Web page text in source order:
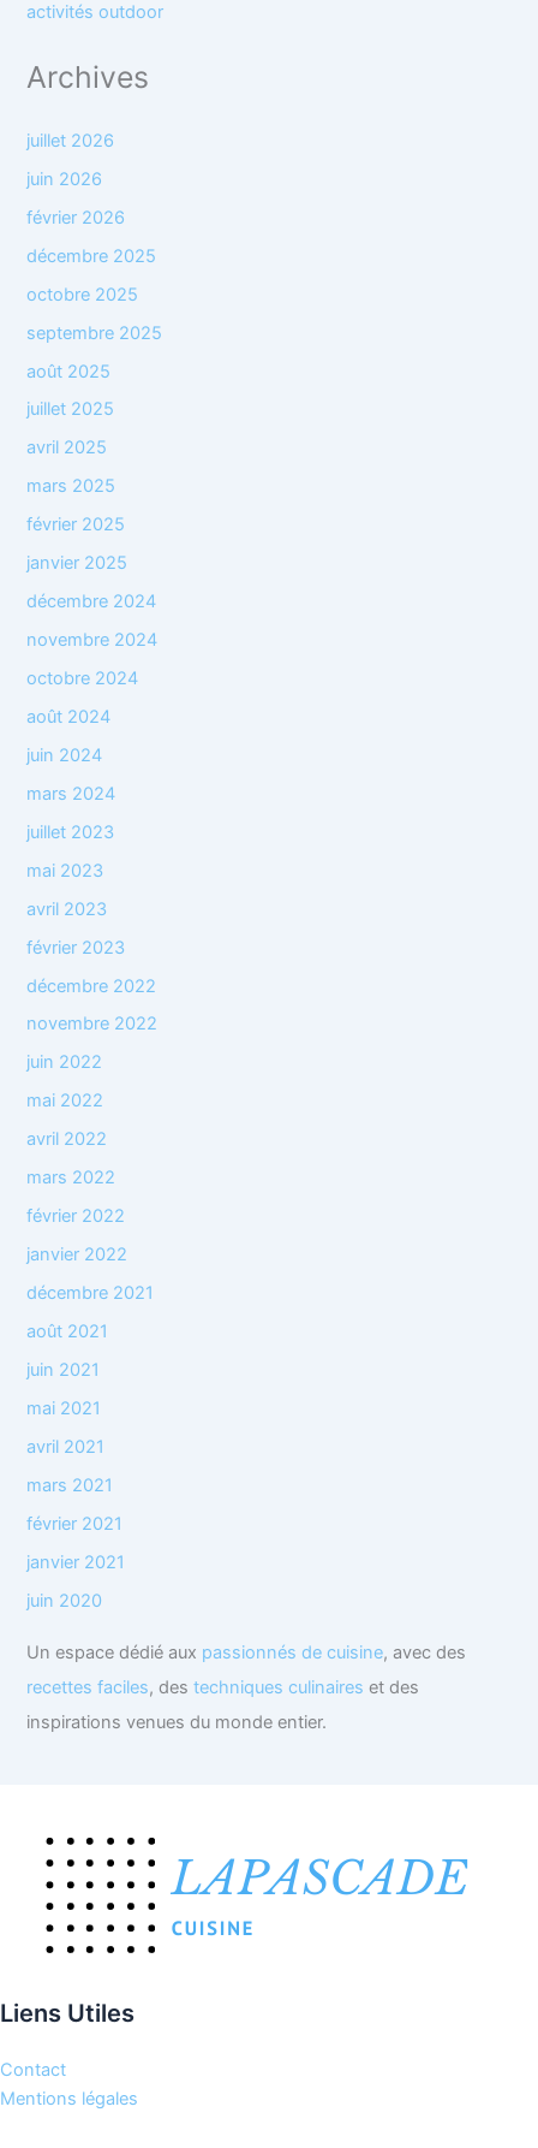
activités outdoor
Archives
juillet 2026
juin 2026
février 2026
décembre 2025
octobre 2025
septembre 2025
août 2025
juillet 2025
avril 2025
mars 2025
février 2025
janvier 2025
décembre 2024
novembre 2024
octobre 2024
août 2024
juin 2024
mars 2024
juillet 2023
mai 2023
avril 2023
février 2023
décembre 2022
novembre 2022
juin 2022
mai 2022
avril 2022
mars 2022
février 2022
janvier 2022
décembre 2021
août 2021
juin 2021
mai 2021
avril 2021
mars 2021
février 2021
janvier 2021
juin 2020
Un espace dédié aux passionnés de cuisine, avec des
recettes faciles, destechniques culinaires et des
inspirations venues du monde entier.
Liens Utiles
Contact
Mentions légales